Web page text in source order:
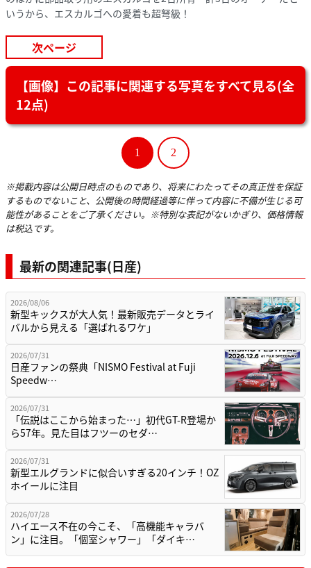
いうから、エスカルゴへの愛着も超弩級！
次ページ
【画像】この記事に関連する写真をすべて見る(全
12点)
1 2
※掲載内容は公開日時点のものであり、将来にわたってその真正性を保証
するものでないこと、公開後の時間経過等に伴って内容に不備が生じる可
能性があることをご了承ください。※特別な表記がないかぎり、価格情報
は税込です。
最新の関連記事(日産)
2026/08/06
新型キックスが大人気！最新販売データとライ
バルから見える「選ばれるワケ」
2026/07/31
日産ファンの祭典「NISMO Festival at Fuji
Speedw…
2026/07/31
「伝説はここから始まった…」初代GT-R登場か
ら57年。見た目はフツーのセダ…
2026/07/31
新型エルグランドに似合いすぎる20インチ！OZ
ホイールに注目
2026/07/28
ハイエース不在の今こそ、「高機能キャラバ
ン」に注目。「個室シャワー」「ダイキ…